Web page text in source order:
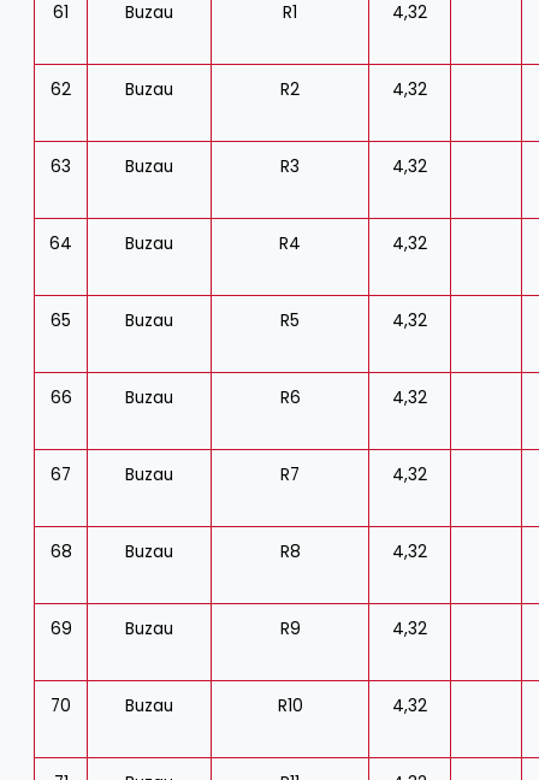
61 Buzau R1 4,32
62 Buzau R2 4,32
63 Buzau R3 4,32
64 Buzau R4 4,32
65 Buzau R5 4,32
66 Buzau R6 4,32
67 Buzau R7 4,32
68 Buzau R8 4,32
69 Buzau R9 4,32
70 Buzau R10 4,32